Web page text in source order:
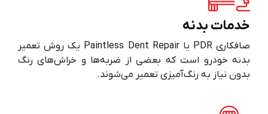
خدمات بدنه
صافکاری PDR یا Paintless Dent Repair یک روش تعمیر
بدنه خودرو است که بعضی از ضربه‌ها و خراش‌های رنگ
بدون نیاز به رنگ‌آمیزی تعمیر می‌شوند.